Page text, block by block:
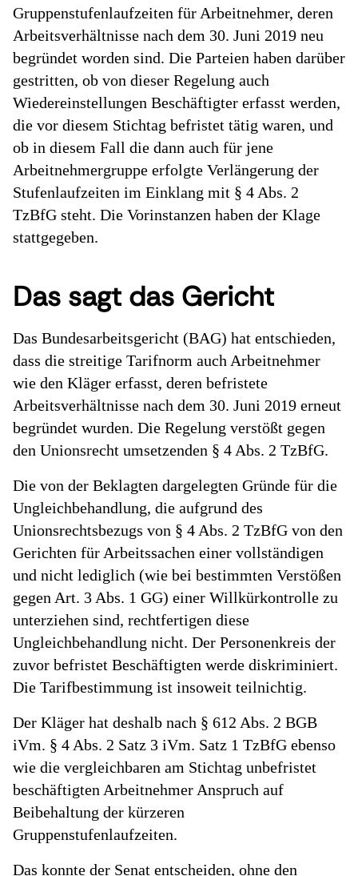
Gruppenstufenlaufzeiten für Arbeitnehmer, deren
Arbeitsverhältnisse nach dem 30. Juni 2019 neu
begründet worden sind. Die Parteien haben darüber
gestritten, ob von dieser Regelung auch
Wiedereinstellungen Beschäftigter erfasst werden,
die vor diesem Stichtag befristet tätig waren, und
ob in diesem Fall die dann auch für jene
Arbeitnehmergruppe erfolgte Verlängerung der
Stufenlaufzeiten im Einklang mit § 4 Abs. 2
TzBfG steht. Die Vorinstanzen haben der Klage
stattgegeben.
Das sagt das Gericht
Das Bundesarbeitsgericht (BAG) hat entschieden,
dass die streitige Tarifnorm auch Arbeitnehmer
wie den Kläger erfasst, deren befristete
Arbeitsverhältnisse nach dem 30. Juni 2019 erneut
begründet wurden. Die Regelung verstößt gegen
den Unionsrecht umsetzenden § 4 Abs. 2 TzBfG.
Die von der Beklagten dargelegten Gründe für die
Ungleichbehandlung, die aufgrund des
Unionsrechtsbezugs von § 4 Abs. 2 TzBfG von den
Gerichten für Arbeitssachen einer vollständigen
und nicht lediglich (wie bei bestimmten Verstößen
gegen Art. 3 Abs. 1 GG) einer Willkürkontrolle zu
unterziehen sind, rechtfertigen diese
Ungleichbehandlung nicht. Der Personenkreis der
zuvor befristet Beschäftigten werde diskriminiert.
Die Tarifbestimmung ist insoweit teilnichtig.
Der Kläger hat deshalb nach § 612 Abs. 2 BGB
iVm. § 4 Abs. 2 Satz 3 iVm. Satz 1 TzBfG ebenso
wie die vergleichbaren am Stichtag unbefristet
beschäftigten Arbeitnehmer Anspruch auf
Beibehaltung der kürzeren
Gruppenstufenlaufzeiten.
Das konnte der Senat entscheiden, ohne den